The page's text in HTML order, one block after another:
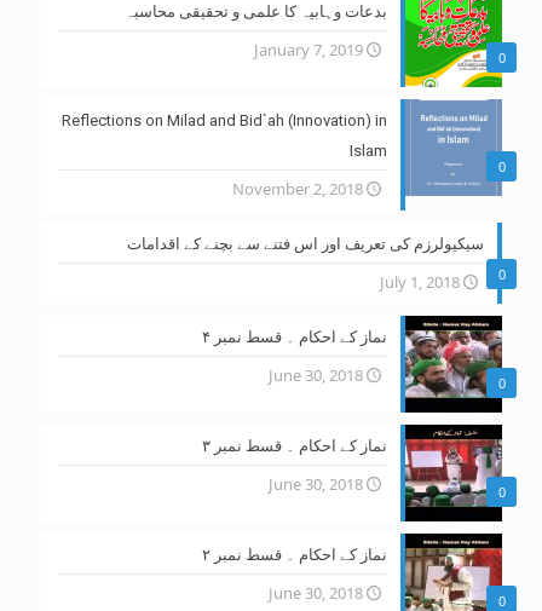
0
بدعات وہابیہ کا علمی و تحقیقی محاسبہ
January 7, 2019
0
Reflections on Milad and Bid`ah (Innovation) in
Islam
November 2, 2018
0
سیکیولرزم کی تعریف اور اس فتنے سے بچنے کے اقدامات
July 1, 2018
0
نماز کے احکام ۔ قسط نمبر ۴
June 30, 2018
0
نماز کے احکام ۔ قسط نمبر ۳
June 30, 2018
0
نماز کے احکام ۔ قسط نمبر ۲
June 30, 2018